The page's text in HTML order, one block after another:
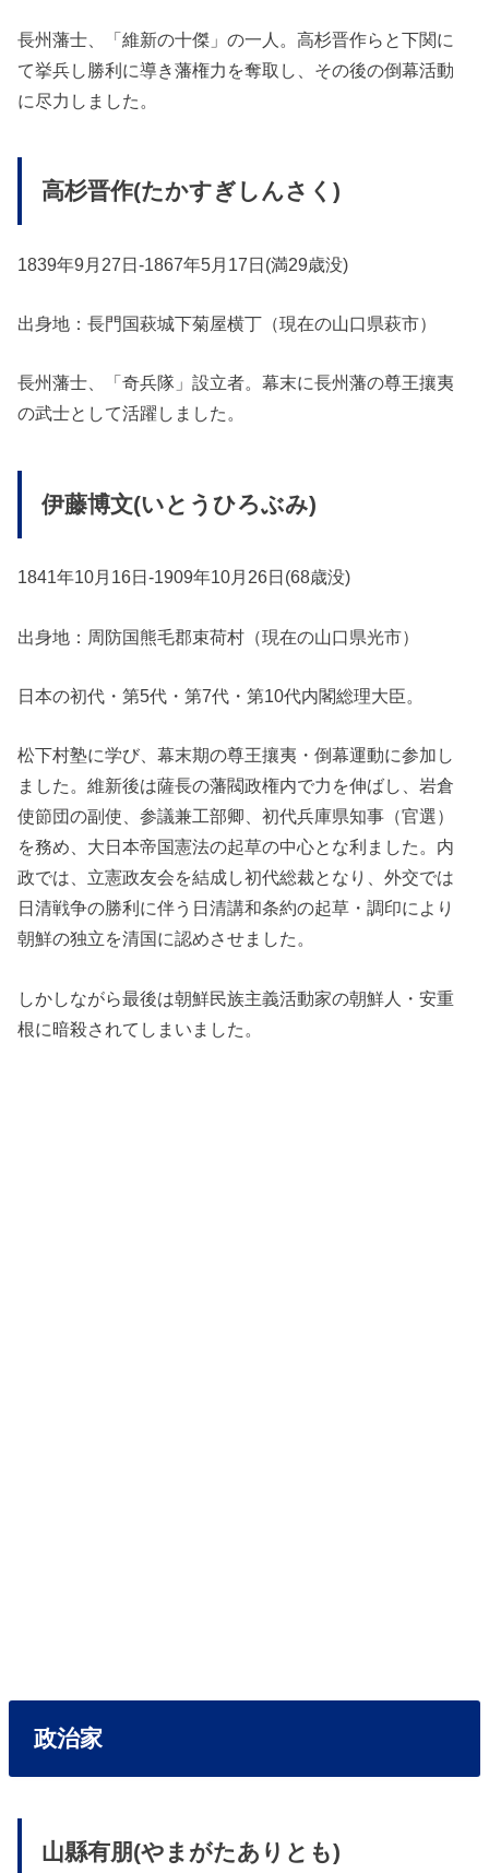
長州藩士、「維新の十傑」の一人。高杉晋作らと下関に
て挙兵し勝利に導き藩権力を奪取し、その後の倒幕活動
に尽力しました。
高杉晋作(たかすぎしんさく)
1839年9月27日-1867年5月17日(満29歳没)
出身地：長門国萩城下菊屋横丁（現在の山口県萩市）
長州藩士、「奇兵隊」設立者。幕末に長州藩の尊王攘夷
の武士として活躍しました。
伊藤博文(いとうひろぶみ)
1841年10月16日-1909年10月26日(68歳没)
出身地：周防国熊毛郡束荷村（現在の山口県光市）
日本の初代・第5代・第7代・第10代内閣総理大臣。
松下村塾に学び、幕末期の尊王攘夷・倒幕運動に参加し
ました。維新後は薩長の藩閥政権内で力を伸ばし、岩倉
使節団の副使、参議兼工部卿、初代兵庫県知事（官選）
を務め、大日本帝国憲法の起草の中心とな利ました。内
政では、立憲政友会を結成し初代総裁となり、外交では
日清戦争の勝利に伴う日清講和条約の起草・調印により
朝鮮の独立を清国に認めさせました。
しかしながら最後は朝鮮民族主義活動家の朝鮮人・安重
根に暗殺されてしまいました。
政治家
山縣有朋(やまがたありとも)